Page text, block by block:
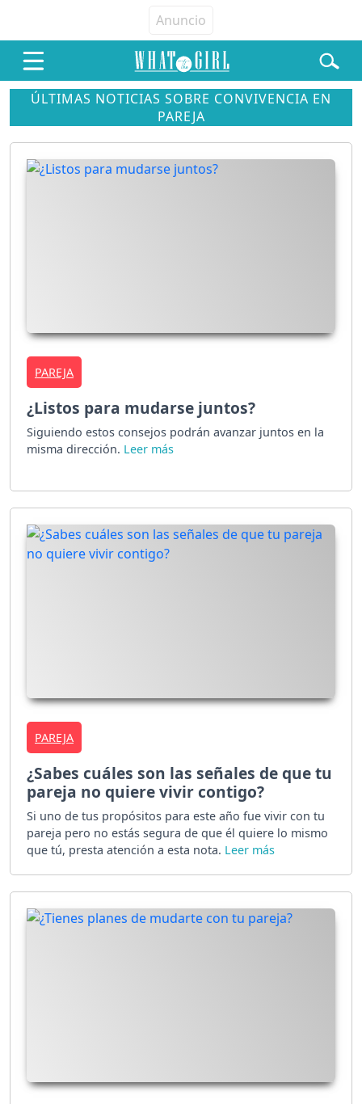
ÚLTIMAS NOTICIAS SOBRE CONVIVENCIA EN
PAREJA
PAREJA
¿Listos para mudarse juntos?
Siguiendo estos consejos podrán avanzar juntos en la
misma dirección.
PAREJA
¿Sabes cuáles son las señales de que tu
pareja no quiere vivir contigo?
Si uno de tus propósitos para este año fue vivir con tu
pareja pero no estás segura de que él quiere lo mismo
que tú, presta atención a esta nota.